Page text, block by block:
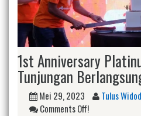
1st Anniversary
Tunjungan
Mei 29, 2023 Tulus
Comments Off!